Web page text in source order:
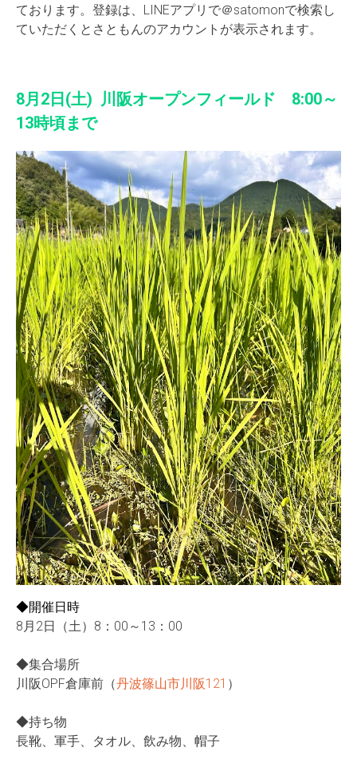
ております。登録は、LINEアプリで＠satomonで検索し
ていただくとさともんのアカウントが表示されます。
8月2日(土) 川阪オープンフィールド 8:00～
13時頃まで
◆開催日時
8月2日（土）8：00～13：00
◆集合場所
川阪OPF倉庫前（丹波篠山市川阪121 ）
◆持ち物
長靴、軍手、タオル、飲み物、帽子